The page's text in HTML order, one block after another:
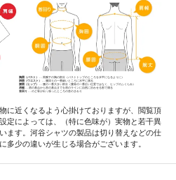
胸囲（バスト） … 両腕下の胸の部分（バストトップのところを水平になるように）
胴囲（ウエスト） … 腰回りの一番細いところに水平に測る
腰囲（ヒップ） … 腰の一番大きい部分（腰骨の一番広い位置ではなく、ヒップのふくらみ）
肩幅 … 肩の基点から首の基点までを肩のラインに自然に沿わせる形で測る
首回り … のど骨が出っ張ったところの首のまわり
に近くなるよう心掛けておりますが、閲覧頂
定によっては、（特に色味が）実物と若干異
ます。河谷シャツの製品は切り替えなどの仕
多少の違いが生じる場合がございます。